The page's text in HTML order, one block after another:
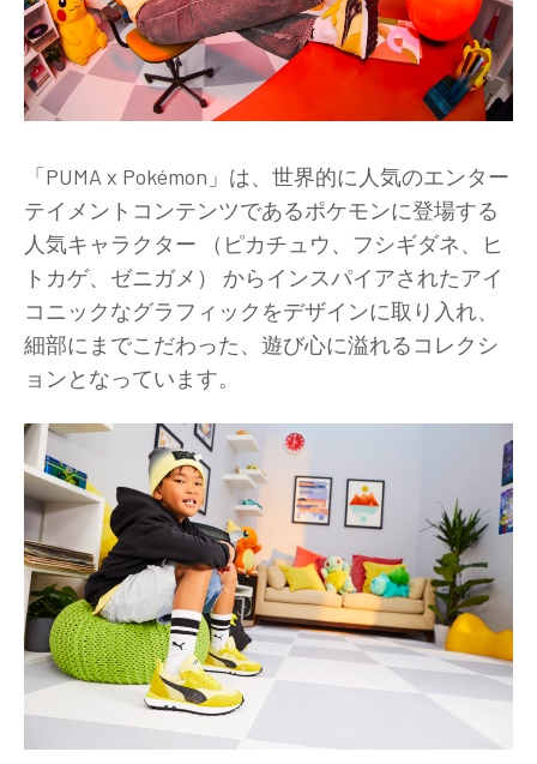
「PUMA x Pokémon」は、世界的に人気のエンター
テイメントコンテンツであるポケモンに登場する
人気キャラクター （ピカチュウ、フシギダネ、ヒ
トカゲ、ゼニガメ） からインスパイアされたアイ
コニックなグラフィックをデザインに取り入れ、
細部にまでこだわった、遊び心に溢れるコレクシ
ョンとなっています。